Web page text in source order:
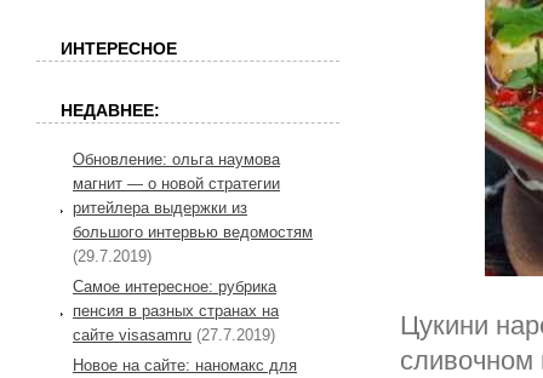
Цукини
сливочном
ИНТЕРЕСНОЕ
НЕДАВНЕЕ:
Обновление: ольга наумова
магнит — о новой стратегии
ритейлера выдержки из
большого интервью ведомостям
(29.7.2019)
Самое интересное: рубрика
пенсия в разных странах на
сайте visasamru (27.7.2019)
Новое на сайте: наномакс для